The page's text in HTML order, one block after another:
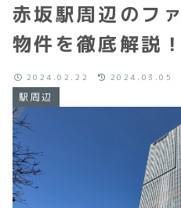
赤坂駅周辺のフ
物件を徹底解説！
駅周辺
2024.02.22 2024.03.05